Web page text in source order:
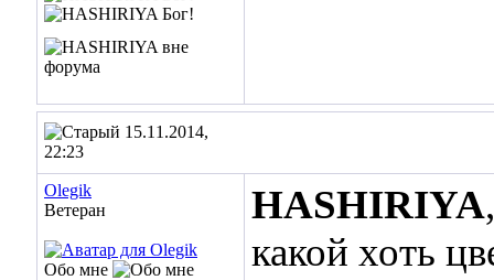
15.11.2014,
22:23
Olegik
Ветеран
Обо мне
HASHIRIYA
какой хоть